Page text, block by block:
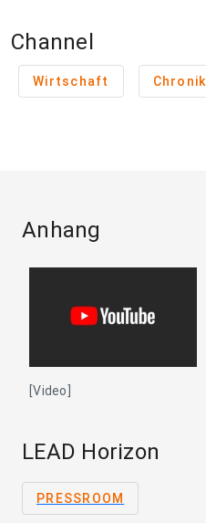
Channel
Wirtschaft Chronik
Anhang
[Video]
LEAD Horizon
PRESSROOM